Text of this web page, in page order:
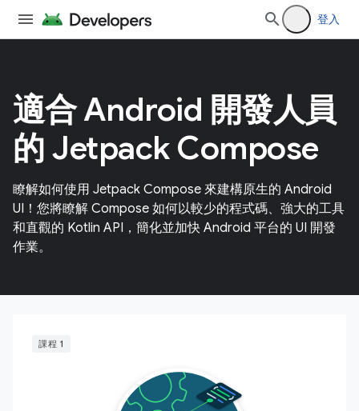
登入
適合 Android 開發人員
的 Jetpack Compose
瞭解如何使用 Jetpack Compose 來建構原生的 Android
UI！您將瞭解 Compose 如何以較少的程式碼、強大的工具
和直觀的 Kotlin API，簡化並加快 Android 平台的 UI 開發
作業。
課程 1